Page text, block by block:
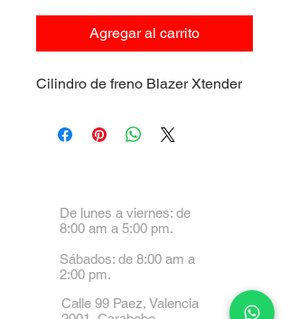
Agregar al carrito
Cilindro de freno Blazer Xtender
De lunes a viernes: de
8:00 am a 5:00 pm.
Sábados: de 8:00 am a
2:00 pm.
Calle 99 Paez, Valencia